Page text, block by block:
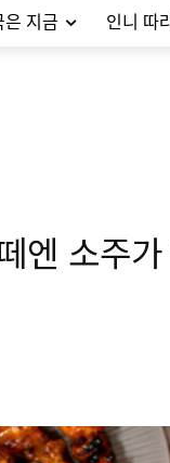
은 지금 인니 따
엔 소주